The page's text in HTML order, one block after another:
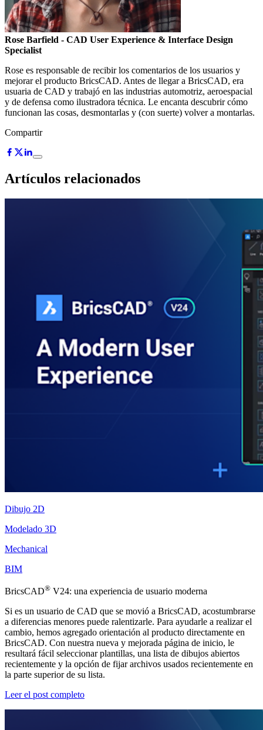
Rose Barfield - CAD User Experience & Interface Design
Specialist
Rose es responsable de recibir los comentarios de los usuarios y
mejorar el producto BricsCAD. Antes de llegar a BricsCAD, era
usuaria de CAD y trabajó en las industrias automotriz, aeroespacial
y de defensa como ilustradora técnica. Le encanta descubrir cómo
funcionan las cosas, desmontarlas y (con suerte) volver a montarlas.
Compartir
Artículos relacionados
Dibujo 2D
Modelado 3D
Mechanical
BIM
BricsCAD® V24: una experiencia de usuario moderna
Si es un usuario de CAD que se movió a BricsCAD, acostumbrarse
a diferencias menores puede ralentizarle. Para ayudarle a realizar el
cambio, hemos agregado orientación al producto directamente en
BricsCAD. Con nuestra nueva y mejorada página de inicio, le
resultará fácil seleccionar plantillas, una lista de dibujos abiertos
recientemente y la opción de fijar archivos usados recientemente en
la parte superior de su lista.
Leer el post completo